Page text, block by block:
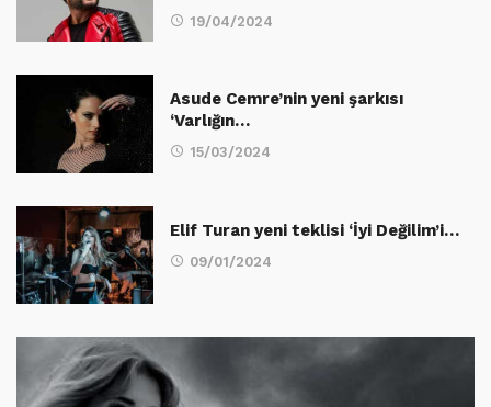
19/04/2024
Asude Cemre’nin yeni şarkısı
‘Varlığın…
15/03/2024
Elif Turan yeni teklisi ‘İyi Değilim’i…
09/01/2024